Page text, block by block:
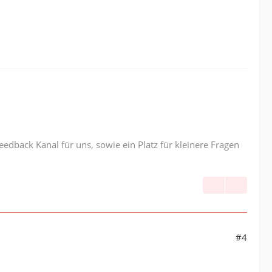
Kanal für uns, sowie ein Platz für kleinere Fragen
#4